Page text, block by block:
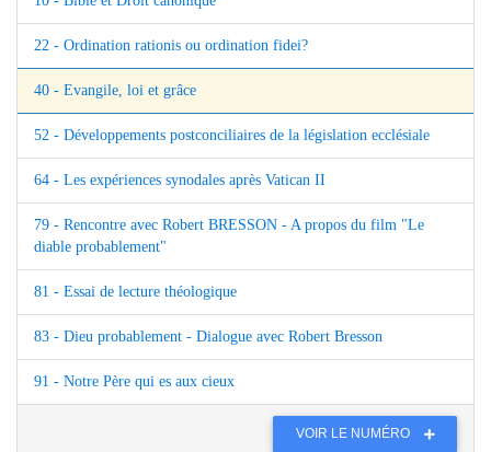
22 - Ordination rationis ou ordination fidei?
40 - Evangile, loi et grâce
52 - Développements postconciliaires de la législation ecclésiale
64 - Les expériences synodales après Vatican II
79 - Rencontre avec Robert BRESSON - A propos du film "Le
diable probablement"
81 - Essai de lecture théologique
83 - Dieu probablement - Dialogue avec Robert Bresson
91 - Notre Père qui es aux cieux
VOIR LE NUMÉRO